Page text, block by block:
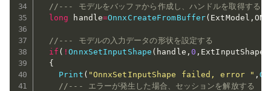
//--- モデルをバッファから作成し、ハンドルを取得する
long handle=OnnxCreateFromBuffer( ExtModel ,
//--- モデルの入力データの形状を設定する
if ( !OnnxSetInputShape ( handle , 0 , ExtInputShape
{
Print ( "OnnxSetInputShape failed, error " ,
//--- エラーが発生した場合、セッションを解放する